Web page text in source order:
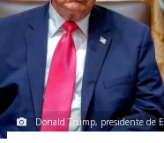
Donald Trump, presidente de